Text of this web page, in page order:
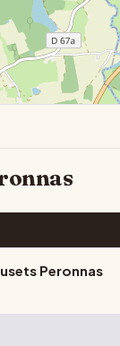
Peronnas